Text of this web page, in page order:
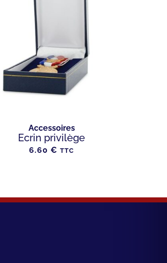
Accessoires
Ecrin privilège
6.60€ TTC